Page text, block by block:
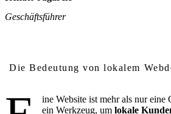
Geschäftsführer
Die Bedeutung von lokalem
ine Website ist mehr als nur eine
ein Werkzeug, um lokale